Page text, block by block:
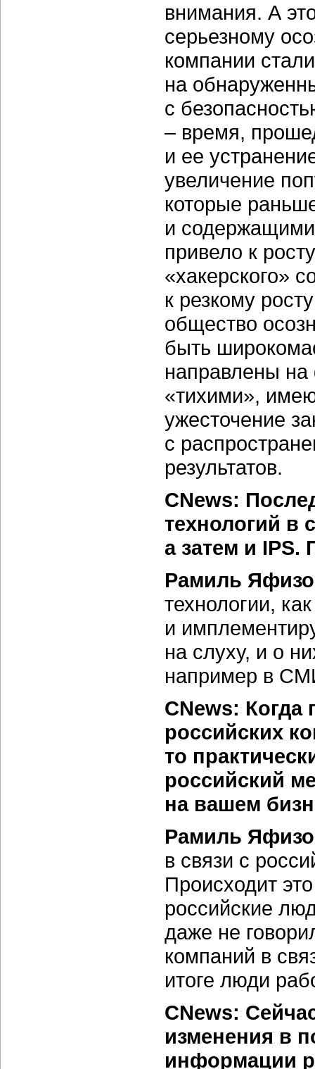
внимания. А
серьезному
компании
на
с
­– время,
и ее
увеличение
которые
и
привело к
«хакерского»
к резкому
общество
быть
направлены на
«тихими»,
ужесточение
с
результатов.
CNews:
технологий в
а затем и IPS.
Рамиль
технологии,
и
на слуху, и о
например в
CNews: Когда
российских
то
российский
на вашем
Рамиль
в связи с
Происходит
российские
даже не
компаний в
итоге люди
CNews:
изменения в
информации